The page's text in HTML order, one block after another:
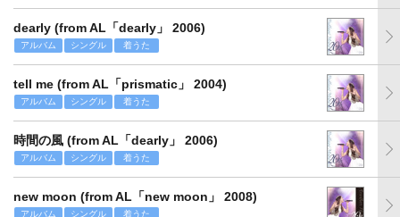
dearly (from AL「dearly」 2006)
アルバム シングル 着うた
tell me (from AL「prismatic」 2004)
アルバム シングル 着うた
時間の風 (from AL「dearly」 2006)
アルバム シングル 着うた
new moon (from AL「new moon」 2008)
アルバム シングル 着うた